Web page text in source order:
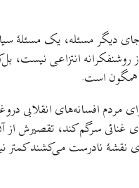
دیگر مسئله، یک مسئلهٔ
روشنفکرانه انتزاعی نیست،
همگون است.
مردم افسانه‌های انقلابی
غنائی سرگم کند، تقصیرش از
نقشهٔ نادرست می‌کشند کمتر